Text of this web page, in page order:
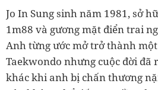
Jo In Sung sinh năm 1981, sở
1m88 và gương mặt điển trai
Anh từng ước mở trở thành
Taekwondo nhưng cuộc đời đã
khác khi anh bị chấn thương